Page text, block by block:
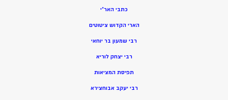
כתבי האר”י
הארי הקדוש ציטוטים
רבי שמעון בר יוחאי
רבי יצחק לוריא
תפיסת המציאות
רבי יעקב אבוחצירא